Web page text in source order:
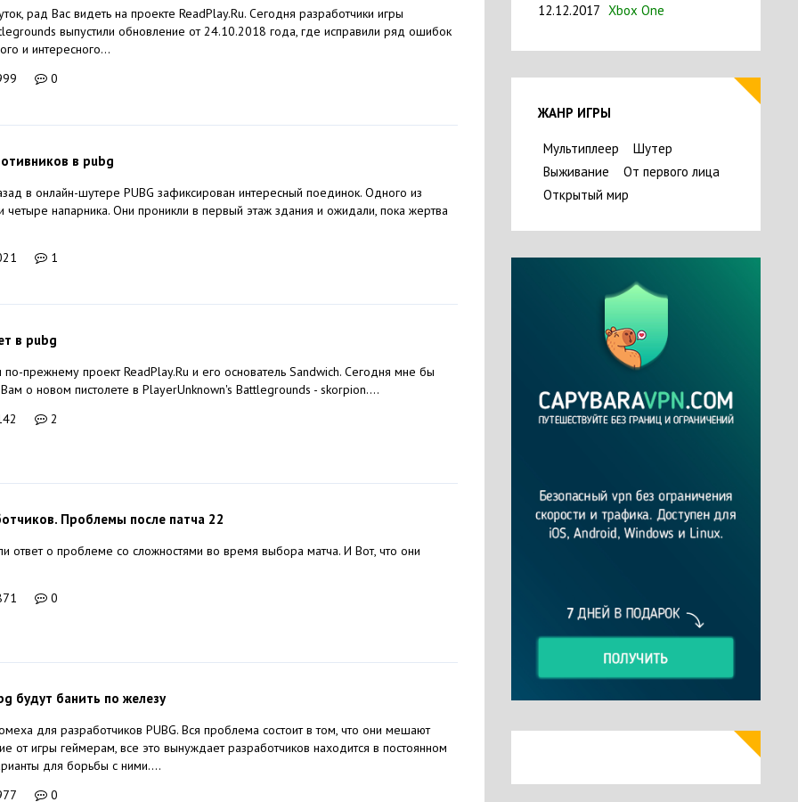
рад Вас видеть на проекте ReadPlay.Ru. Сегодня разработчики игры
выпустили обновление от 24.10.2018 года, где исправили ряд ошибок
и интересного...
0
в pubg
в онлайн-шутере PUBG зафиксирован интересный поединок. Одного из
четыре напарника. Они проникли в первый этаж здания и ожидали, пока жертва
1
в pubg
прежнему проект ReadPlay.Ru и его основатель Sandwich. Сегодня мне бы
Вам о новом пистолете в PlayerUnknown's Battlegrounds - skorpion....
2
Проблемы после патча 22
ответ о проблеме со сложностями во время выбора матча. И Вот, что они
0
будут банить по железу
для разработчиков PUBG. Вся проблема состоит в том, что они мешают
от игры геймерам, все это вынуждает разработчиков находится в постоянном
для борьбы с ними....
0
12.12.2017 Xbox One
ЖАНР ИГРЫ
Мультиплеер
Шутер
Выживание
От первого лица
Открытый мир